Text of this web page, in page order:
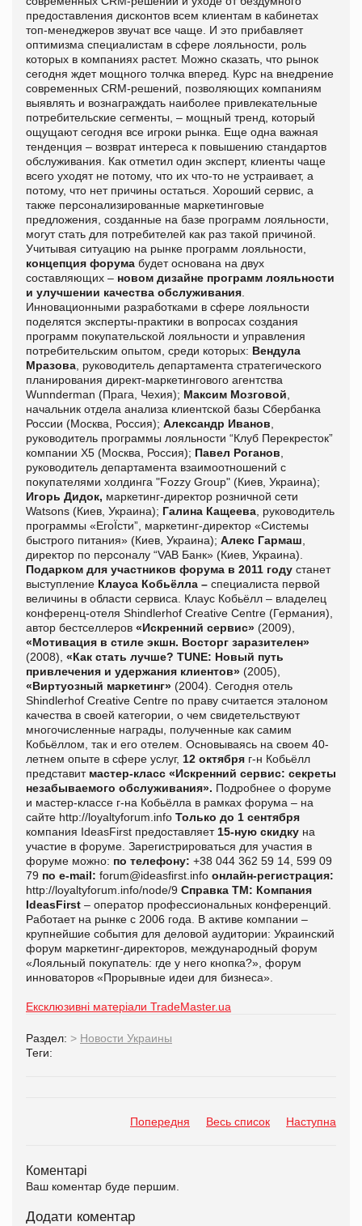
предоставления дисконтов всем клиентам в кабинетах
топ-менеджеров звучат все чаще. И это прибавляет
оптимизма специалистам в сфере лояльности, роль
которых в компаниях растет. Можно сказать, что рынок
сегодня ждет мощного толчка вперед. Курс на внедрение
современных CRM-решений, позволяющих компаниям
выявлять и вознаграждать наиболее привлекательные
потребительские сегменты, – мощный тренд, который
ощущают сегодня все игроки рынка.
Еще одна важная
тенденция – возврат интереса к повышению стандартов
обслуживания. Как отметил один эксперт, клиенты чаще
всего уходят не потому, что их что-то не устраивает, а
потому, что нет причины остаться. Хороший сервис, а
также персонализированные маркетинговые
предложения, созданные на базе программ лояльности,
могут стать для потребителей как раз такой причиной.
Учитывая ситуацию на рынке программ лояльности,
концепция форума будет основана на двух
составляющих – новом дизайне программ лояльности
и улучшении качества обслуживания
Инновационными разработками в сфере лояльности
поделятся эксперты-практики в вопросах создания
программ покупательской лояльности и управления
потребительским опытом, среди которых: Вендула
Мразова , руководитель департамента стратегического
планирования директ-маркетингового агентства
Wunnderman (Прага, Чехия); Максим Мозговой
начальник отдела анализа клиентской базы Сбербанка
России (Москва, Россия); Александр Иванов
руководитель программы лояльности “Клуб Перекресток”
компании Х5 (Москва, Россия); Павел Роганов
руководитель департамента взаимоотношений с
покупателями холдинга "Fozzy Group" (Киев, Украина);
Игорь Дидок, маркетинг-директор розничной сети
Watsons (Киев, Украина); Галина Кащеева , руководитель
программы «ЕгоЇсти”, маркетинг-директор «Системы
быстрого питания» (Киев, Украина); Алекс Гармаш
директор по персоналу “VAB Банк» (Киев, Украина).
Подарком для участников форума в 2011 году станет
выступление Клауса Кобьёлла – специалиста первой
величины в области сервиса. Клаус Кобьёлл – владелец
конференц-отеля Shindlerhof Creative Centre (Германия),
автор бестселлеров «Искренний сервис» (2009),
«Мотивация в стиле экшн. Восторг заразителен»
(2008), «Как стать лучше? TUNE: Новый путь
привлечения и удержания клиентов» (2005),
«Виртуозный маркетинг» (2004). Сегодня отель
Shindlerhof Creative Centre по праву считается эталоном
качества в своей категории, о чем свидетельствуют
многочисленные награды, полученные как самим
Кобьёллом, так и его отелем. Основываясь на своем 40-
летнем опыте в сфере услуг, 12 октября г-н Кобьёлл
представит мастер-класс «Искренний сервис: секреты
незабываемого обслуживания». Подробнее о форуме
и мастер-классе г-на Кобьёлла в рамках форума – на
сайте http://loyaltyforum info Только до 1 сентября
компания IdeasFirst предоставляет15-ную скидку на
участие в форуме. Зарегистрироваться для участия в
форуме можно: по телефону: +38 044 362 59 14, 599 09
79 по e-mail: forum@ideasfirst info онлайн-регистрация:
http://loyaltyforum info/node/9 Справка ТМ: Компания
IdeasFirst – оператор профессиональных конференций.
Работает на рынке с 2006 года. В активе компании –
крупнейшие события для деловой аудитории: Украинский
форум маркетинг-директоров, международный форум
«Лояльный покупатель: где у него кнопка?», форум
инноваторов «Прорывные идеи для бизнеса».
Ексклюзивні матеріали TradeMaster.ua
Раздел: > Новости Украины
Теги:
Попередня Весь список Наступна
Коментарі
Ваш коментар буде першим.
Додати коментар